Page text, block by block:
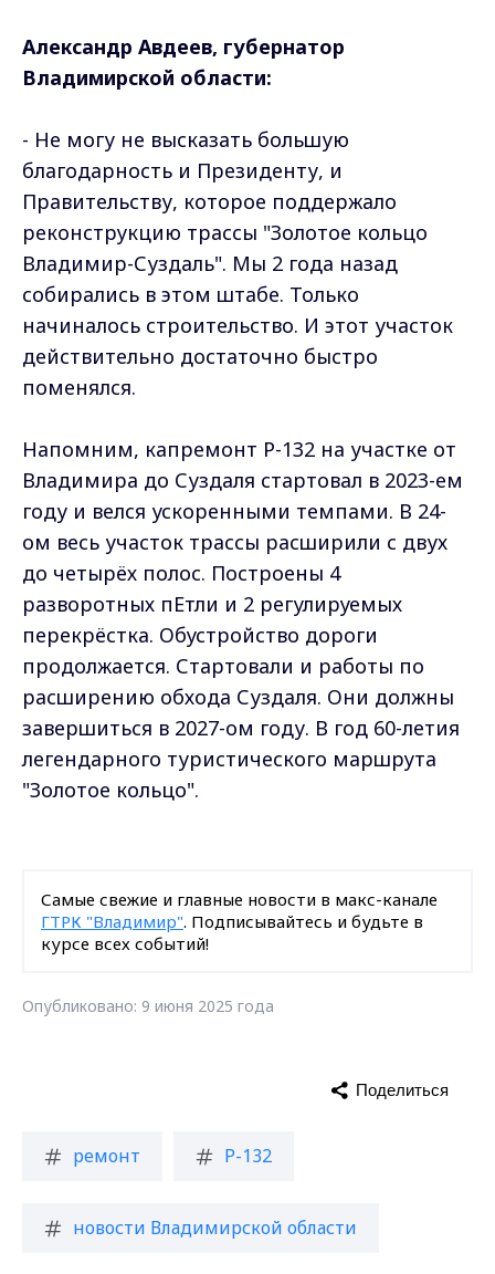
Александр Авдеев, губернатор
Владимирской области:
- Не могу не высказать большую
благодарность и Президенту, и
Правительству, которое поддержало
реконструкцию трассы "Золотое кольцо
Владимир-Суздаль". Мы 2 года назад
собирались в этом штабе. Только
начиналось строительство. И этот участок
действительно достаточно быстро
поменялся.
Напомним, капремонт Р-132 на участке от
Владимира до Суздаля стартовал в 2023-ем
году и велся ускоренными темпами. В 24-
ом весь участок трассы расширили с двух
до четырёх полос. Построены 4
разворотных пЕтли и 2 регулируемых
перекрёстка. Обустройство дороги
продолжается. Стартовали и работы по
расширению обхода Суздаля. Они должны
завершиться в 2027-ом году. В год 60-летия
легендарного туристического маршрута
"Золотое кольцо".
Самые свежие и главные новости в макс-канале
ГТРК "Владимир". Подписывайтесь и будьте в
курсе всех событий!
Опубликовано: 9 июня 2025 года
ремонт Р-132
новости Владимирской области
Поделиться